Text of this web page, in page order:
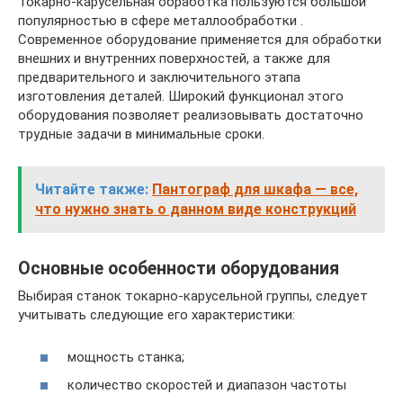
популярностью в сфере металлообработки .
Современное оборудование применяется для обработки
внешних и внутренних поверхностей, а также для
предварительного и заключительного этапа
изготовления деталей. Широкий функционал этого
оборудования позволяет реализовывать достаточно
трудные задачи в минимальные сроки.
Читайте также: Пантограф для шкафа — все,
что нужно знать о данном виде конструкций
Основные особенности оборудования
Выбирая станок токарно-карусельной группы, следует
учитывать следующие его характеристики:
мощность станка;
количество скоростей и диапазон частоты